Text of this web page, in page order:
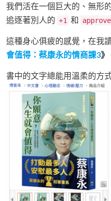
我們活在一個巨大的、無形
追逐著別人的 +1 和 approve
這種身心俱疲的感覺，在我
會值得：蔡康永的情商課3》
書中的文字總能用溫柔的方